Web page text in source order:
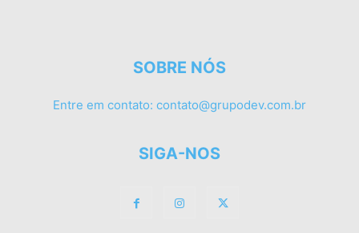
SOBRE NÓS
Entre em contato: contato@grupodev.com.br
SIGA-NOS